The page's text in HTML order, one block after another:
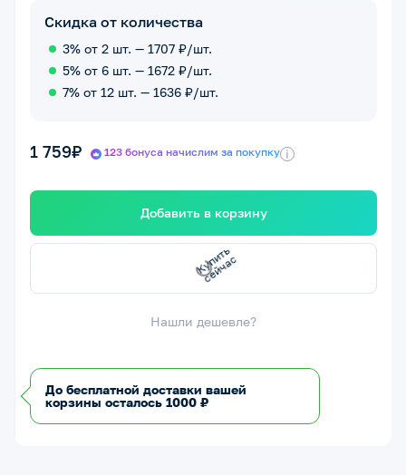
Скидка от количества
3% от 2 шт. — 1707 ₽/шт.
5% от 6 шт. — 1672 ₽/шт.
7% от 12 шт. — 1636 ₽/шт.
1 759₽ 123 бонуса начислим за покупку i
Добавить в корзину
К
у
п
ить с
е
й
ч
а
с
Нашли дешевле?
До бесплатной доставки вашей
корзины осталось 1000 ₽